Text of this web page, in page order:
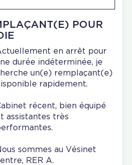
POUR
en arrêt pour
durée indéterminée, je
un(e) remplaçant(e)
rapidement.
récent, bien équipé
assistantes très
sommes au Vésinet
RER A.